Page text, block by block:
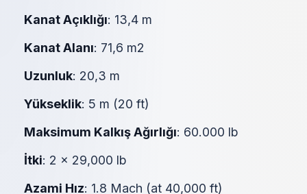
Kanat Açıklığı: 13,4 m
Kanat Alanı: 71,6 m2
Uzunluk: 20,3 m
Yükseklik: 5 m (20 ft)
Maksimum Kalkış Ağırlığı: 60.000 lb
İtki: 2 x 29,000 lb
Azami Hız: 1.8 Mach (at 40,000 ft)